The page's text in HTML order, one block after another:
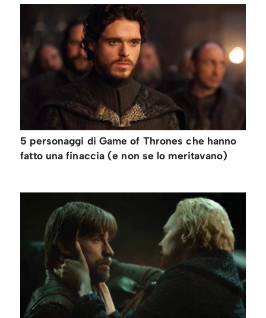
5 personaggi di Game of Thrones che hanno
fatto una finaccia (e non se lo meritavano)